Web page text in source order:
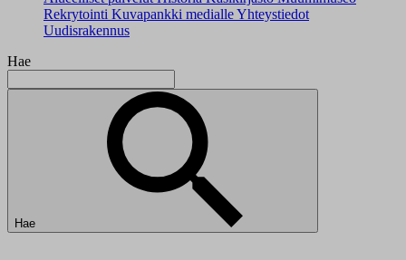
Rekrytointi Kuvapankki medialleYhteystiedot
Uudisrakennus
Hae
Hae